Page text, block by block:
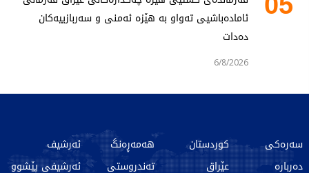
ئامادەباشیی تەواو بە هێزە ئەمنی و سەربازییەکان
دەدات
6/8/2026
سەرەکی
دەربارە
کوردستان
عێراق
هەمەڕەنگ
تەندروستی
ئەرشیف
ئەرشیفی پێشوو